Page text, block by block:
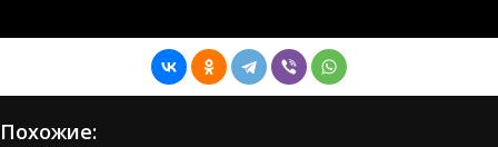
Похожие: